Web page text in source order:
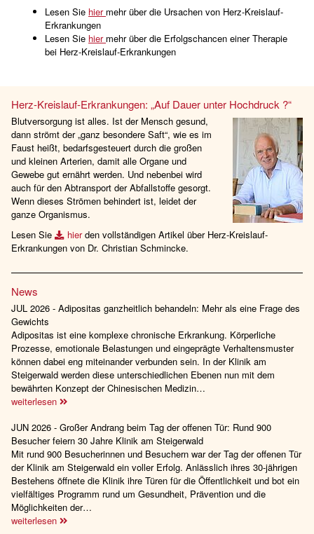
Lesen Sie hier mehr über die Ursachen von Herz-Kreislauf-
Erkrankungen
Lesen Sie hier mehr über die Erfolgschancen einer Therapie
bei Herz-Kreislauf-Erkrankungen
Herz-Kreislauf-Erkrankungen: „Auf Dauer unter Hochdruck ?“
Blutversorgung ist alles. Ist der Mensch gesund,
dann strömt der „ganz besondere Saft“, wie es im
Faust heißt, bedarfsgesteuert durch die großen
und kleinen Arterien, damit alle Organe und
Gewebe gut ernährt werden. Und nebenbei wird
auch für den Abtransport der Abfallstoffe gesorgt.
Wenn dieses Strömen behindert ist, leidet der
ganze Organismus.
Lesen Sie
hierden vollständigen Artikel über Herz-Kreislauf-
Erkrankungen von Dr. Christian Schmincke.
News
JUL 2026 - Adipositas ganzheitlich behandeln: Mehr als eine Frage des
Gewichts
Adipositas ist eine komplexe chronische Erkrankung. Körperliche
Prozesse, emotionale Belastungen und eingeprägte Verhaltensmuster
können dabei eng miteinander verbunden sein. In der Klinik am
Steigerwald werden diese unterschiedlichen Ebenen nun mit dem
bewährten Konzept der Chinesischen Medizin…
weiterlesen
JUN 2026 - Großer Andrang beim Tag der offenen Tür: Rund 900
Besucher feiern 30 Jahre Klinik am Steigerwald
Mit rund 900 Besucherinnen und Besuchern war der Tag der offenen Tür
der Klinik am Steigerwald ein voller Erfolg. Anlässlich ihres 30-jährigen
Bestehens öffnete die Klinik ihre Türen für die Öffentlichkeit und bot ein
vielfältiges Programm rund um Gesundheit, Prävention und die
Möglichkeiten der…
weiterlesen